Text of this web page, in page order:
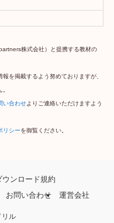
株式会社）と提携する教材の
を掲載するよう努めておりますが、
い合わせよりご連絡いただけますよう
リシーを御覧ください。
ウンロード規約
お問い合わせ 運営会社
リル